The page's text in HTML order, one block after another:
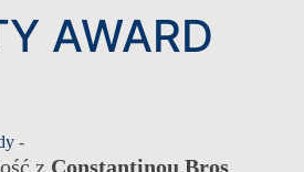
AWARD
-
z Constantinou Bros